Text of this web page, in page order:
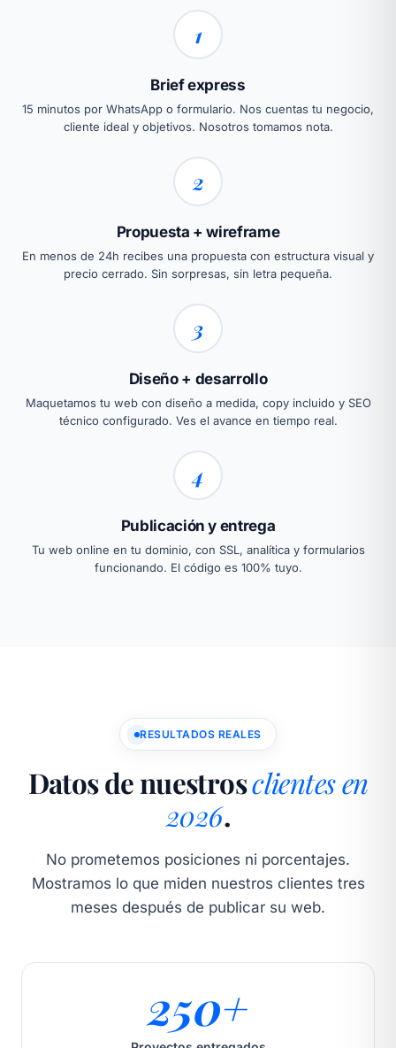
1
Brief express
15 minutos por WhatsApp o formulario. Nos cuentas tu negocio,
cliente ideal y objetivos. Nosotros tomamos nota.
2
Propuesta + wireframe
En menos de 24h recibes una propuesta con estructura visual y
precio cerrado. Sin sorpresas, sin letra pequeña.
3
Diseño + desarrollo
Maquetamos tu web con diseño a medida, copy incluido y SEO
técnico configurado. Ves el avance en tiempo real.
4
Publicación y entrega
Tu web online en tu dominio, con SSL, analítica y formularios
funcionando. El código es 100% tuyo.
RESULTADOS REALES
Datos de nuestrosclientes en
2026.
No prometemos posiciones ni porcentajes.
Mostramos lo que miden nuestros clientes tres
meses después de publicar su web.
250+